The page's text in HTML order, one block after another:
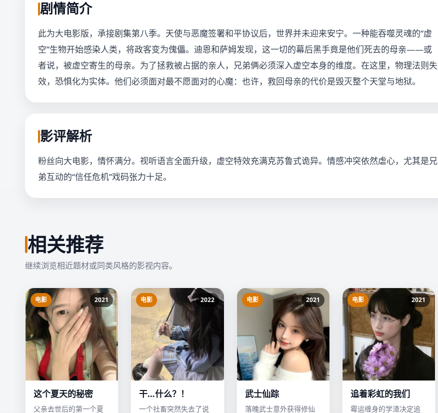
剧情简介
此为大电影版，承接剧集第八季。天使与恶魔签署和平协议后，世界并未迎来安宁。一种能吞噬灵魂的“虚
空”生物开始感染人类，将政客变为傀儡。迪恩和萨姆发现，这一切的幕后黑手竟是他们死去的母亲——或
者说，被虚空寄生的母亲。为了拯救被占据的亲人，兄弟俩必须深入虚空本身的维度。在这里，物理法则失
效，恐惧化为实体。他们必须面对最不愿面对的心魔：也许，救回母亲的代价是毁灭整个天堂与地狱。
影评解析
粉丝向大电影，情怀满分。视听语言全面升级，虚空特效充满克苏鲁式诡异。情感冲突依然虐心，尤其是兄
弟互动的“信任危机”戏码张力十足。
相关推荐
继续浏览相近题材或同类风格的影视内容。
电影 2021
这个夏天的秘密
父亲去世后的第一个夏
电影 2022
干…什么？！
一个社畜突然失去了说
电影 2021
武士仙踪
落魄武士意外获得修仙
电影 2021
追着彩虹的我们
霉运缠身的学渣决定追